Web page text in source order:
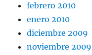
febrero 2010
enero 2010
diciembre 2009
noviembre 2009